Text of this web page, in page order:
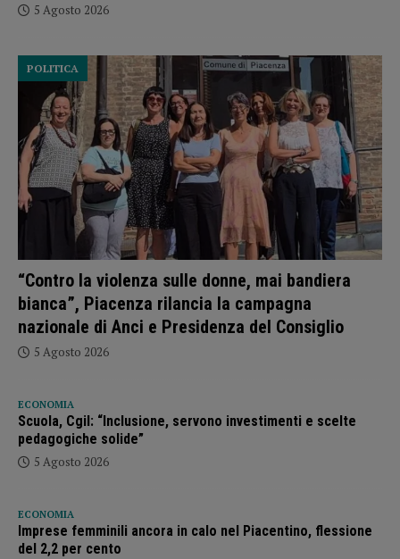
5 Agosto 2026
“Contro la violenza sulle donne, mai bandiera
bianca”, Piacenza rilancia la campagna
nazionale di Anci e Presidenza del Consiglio
POLITICA
5 Agosto 2026
ECONOMIA
Scuola, Cgil: “Inclusione, servono investimenti e scelte
pedagogiche solide”
5 Agosto 2026
ECONOMIA
Imprese femminili ancora in calo nel Piacentino, flessione
del 2,2 per cento